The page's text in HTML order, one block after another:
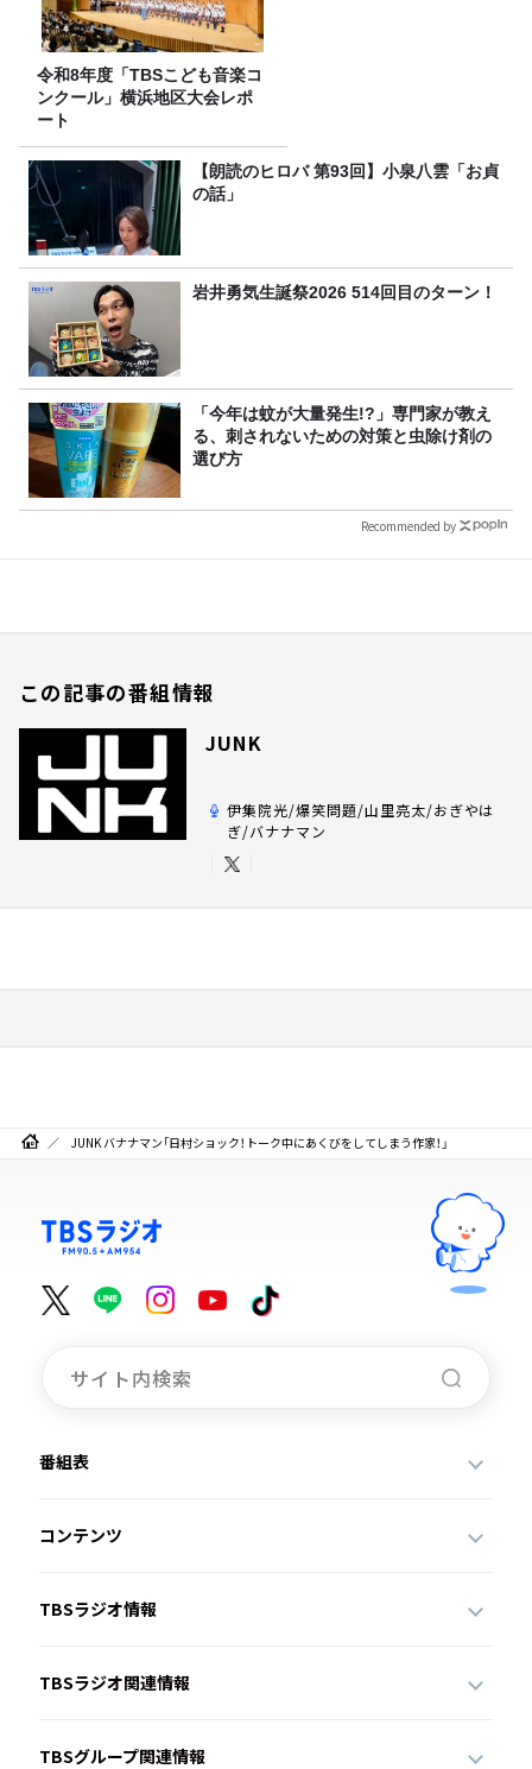
令和8年度「TBSこども音楽コ
ンクール」横浜地区大会レポ
ート
【朗読のヒロバ 第93回】小泉八雲「お貞
の話」
岩井勇気生誕祭2026 514回目のターン！
「今年は蚊が大量発生!?」専門家が教え
る、刺されないための対策と虫除け剤の
選び方
Recommended by
この記事の番組情報
JUNK
伊集院光/爆笑問題/山里亮太/おぎやは
ぎ/バナナマン
JUNK バナナマン「日村ショック！トーク中にあくびをしてしまう作家！」
番組表
コンテンツ
TBSラジオ情報
TBSラジオ関連情報
TBSグループ関連情報